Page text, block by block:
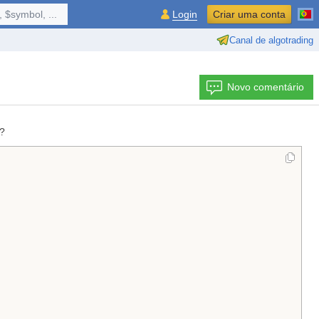
Canal de algotrading
... Login Criar uma conta
Novo comentário